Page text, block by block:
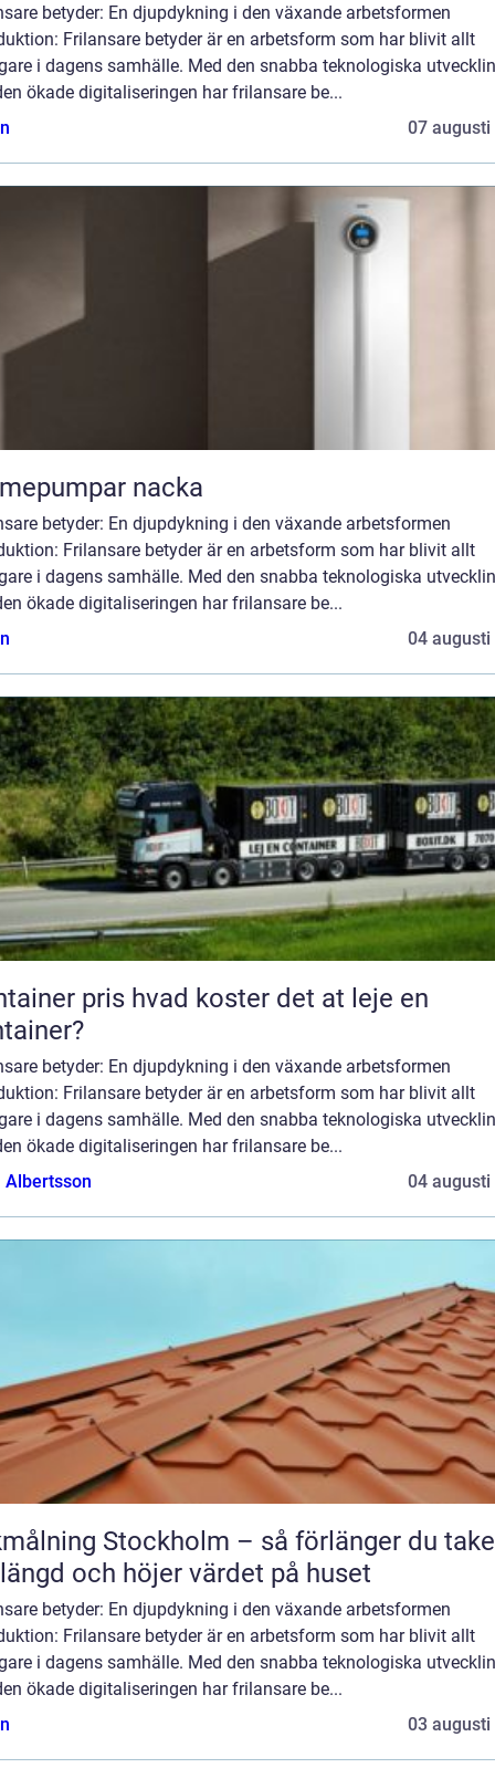
betyder: En djupdykning i den växande arbetsformen
Frilansare betyder är en arbetsform som har blivit allt
i dagens samhälle. Med den snabba teknologiska
ökade digitaliseringen har frilansare be...
07 augusti
nacka
betyder: En djupdykning i den växande arbetsformen
Frilansare betyder är en arbetsform som har blivit allt
i dagens samhälle. Med den snabba teknologiska
ökade digitaliseringen har frilansare be...
04 augusti
hvad koster det at leje en
betyder: En djupdykning i den växande arbetsformen
Frilansare betyder är en arbetsform som har blivit allt
i dagens samhälle. Med den snabba teknologiska
ökade digitaliseringen har frilansare be...
Albertsson
04 augusti
Stockholm – så förlänger du
och höjer värdet på huset
betyder: En djupdykning i den växande arbetsformen
Frilansare betyder är en arbetsform som har blivit allt
i dagens samhälle. Med den snabba teknologiska
ökade digitaliseringen har frilansare be...
03 augusti